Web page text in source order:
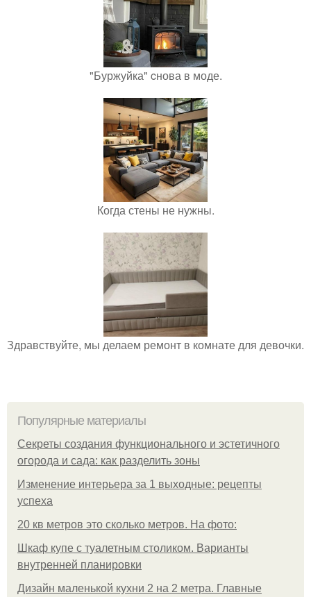
"Буржуйка" cнова в моде.
Когда стены не нужны.
Здравствуйте, мы делаем ремонт в комнате для девочки.
Популярные материалы
Секреты создания функционального и эстетичного
огорода и сада: как разделить зоны
Изменение интерьера за 1 выходные: рецепты
успеха
20 кв метров это сколько метров. На фото:
Шкаф купе с туалетным столиком. Варианты
внутренней планировки
Дизайн маленькой кухни 2 на 2 метра. Главные